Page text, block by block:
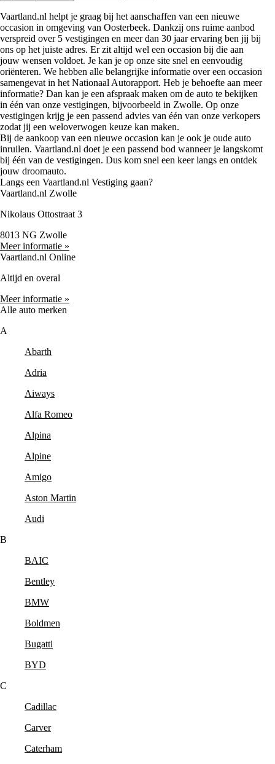
Vaartland.nl helpt je graag bij het aanschaffen van een nieuwe
occasion in omgeving van Oosterbeek. Dankzij ons ruime aanbod
verspreid over 5 vestigingen en meer dan 30 jaar ervaring ben jij bij
ons op het juiste adres. Er zit altijd wel een occasion bij die aan
jouw wensen voldoet. Je kan je op onze site snel en eenvoudig
oriënteren. We hebben alle belangrijke informatie over een occasion
samengevat in het Nationaal Autorapport. Heb je behoefte aan meer
informatie? Dan kan je een afspraak maken om de auto te bekijken
in één van onze vestigingen, bijvoorbeeld in Zwolle. Op onze
vestigingen krijg je een passend advies van één van onze verkopers
zodat jij een weloverwogen keuze kan maken.
Bij de aankoop van een nieuwe occasion kan je ook je oude auto
inruilen. Vaartland.nl doet je een passend bod wanneer je langskomt
bij één van de vestigingen. Dus kom snel een keer langs en ontdek
jouw droomauto.
Langs een Vaartland.nl Vestiging gaan?
Vaartland.nl Zwolle
Nikolaus Ottostraat 3
8013 NG Zwolle
Meer informatie »
Vaartland.nl Online
Altijd en overal
Meer informatie »
Alle auto merken
A
Abarth
Adria
Aiways
Alfa Romeo
Alpina
Alpine
Amigo
Aston Martin
Audi
B
BAIC
Bentley
BMW
Boldmen
Bugatti
BYD
C
Cadillac
Carver
Caterham